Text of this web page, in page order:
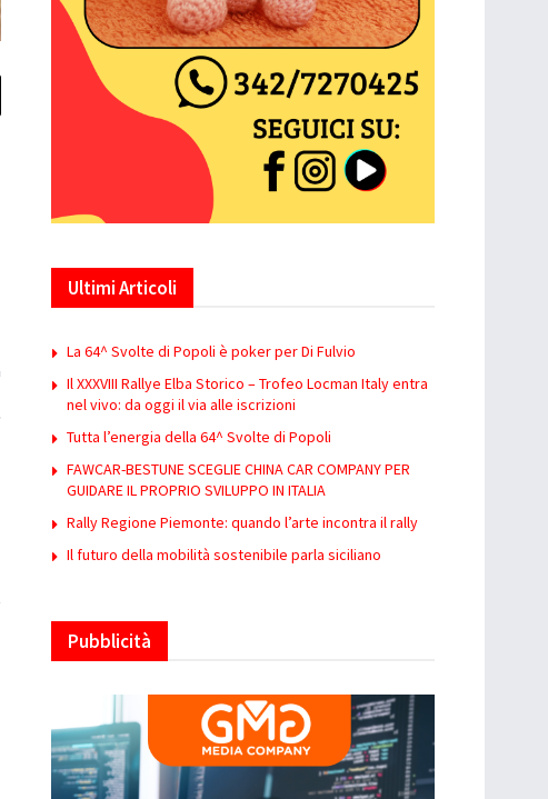
Ultimi Articoli
La 64^ Svolte di Popoli è poker per Di Fulvio
Il XXXVIII Rallye Elba Storico – Trofeo Locman Italy entra
nel vivo: da oggi il via alle iscrizioni
Tutta l’energia della 64^ Svolte di Popoli
FAWCAR-BESTUNE SCEGLIE CHINA CAR COMPANY PER
GUIDARE IL PROPRIO SVILUPPO IN ITALIA
Rally Regione Piemonte: quando l’arte incontra il rally
Il futuro della mobilità sostenibile parla siciliano
Pubblicità